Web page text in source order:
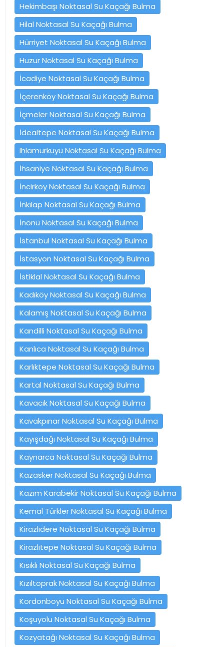
Hekimbaşı Noktasal Su Kaçağı Bulma
Hilal Noktasal Su Kaçağı Bulma
Hürriyet Noktasal Su Kaçağı Bulma
Huzur Noktasal Su Kaçağı Bulma
İcadiye Noktasal Su Kaçağı Bulma
İçerenköy Noktasal Su Kaçağı Bulma
İçmeler Noktasal Su Kaçağı Bulma
İdealtepe Noktasal Su Kaçağı Bulma
Ihlamurkuyu Noktasal Su Kaçağı Bulma
İhsaniye Noktasal Su Kaçağı Bulma
İncirköy Noktasal Su Kaçağı Bulma
İnkılap Noktasal Su Kaçağı Bulma
İnönü Noktasal Su Kaçağı Bulma
İstanbul Noktasal Su Kaçağı Bulma
İstasyon Noktasal Su Kaçağı Bulma
İstiklal Noktasal Su Kaçağı Bulma
Kadıköy Noktasal Su Kaçağı Bulma
Kalamış Noktasal Su Kaçağı Bulma
Kandilli Noktasal Su Kaçağı Bulma
Kanlıca Noktasal Su Kaçağı Bulma
Karlıktepe Noktasal Su Kaçağı Bulma
Kartal Noktasal Su Kaçağı Bulma
Kavacık Noktasal Su Kaçağı Bulma
Kavakpınar Noktasal Su Kaçağı Bulma
Kayışdağı Noktasal Su Kaçağı Bulma
Kaynarca Noktasal Su Kaçağı Bulma
Kazasker Noktasal Su Kaçağı Bulma
Kazım Karabekir Noktasal Su Kaçağı Bulma
Kemal Türkler Noktasal Su Kaçağı Bulma
Kirazlıdere Noktasal Su Kaçağı Bulma
Kirazlıtepe Noktasal Su Kaçağı Bulma
Kısıklı Noktasal Su Kaçağı Bulma
Kızıltoprak Noktasal Su Kaçağı Bulma
Kordonboyu Noktasal Su Kaçağı Bulma
Koşuyolu Noktasal Su Kaçağı Bulma
Kozyatağı Noktasal Su Kaçağı Bulma